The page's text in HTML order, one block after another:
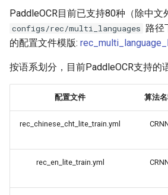
PaddleOCR目前已支持80种（除中文
configs/rec/multi_languages 路径
的配置文件模版:
按语系划分，目前PaddleOCR支持的
配置文件 算法
rec_chinese_cht_lite_train.yml
rec_en_lite_train.yml